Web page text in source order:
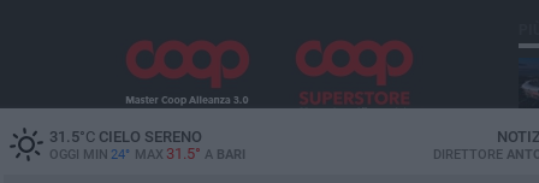
31.5°CCIELO SERENO
OGGI MIN 24° MAX 31.5° A BARI DIRETTORE